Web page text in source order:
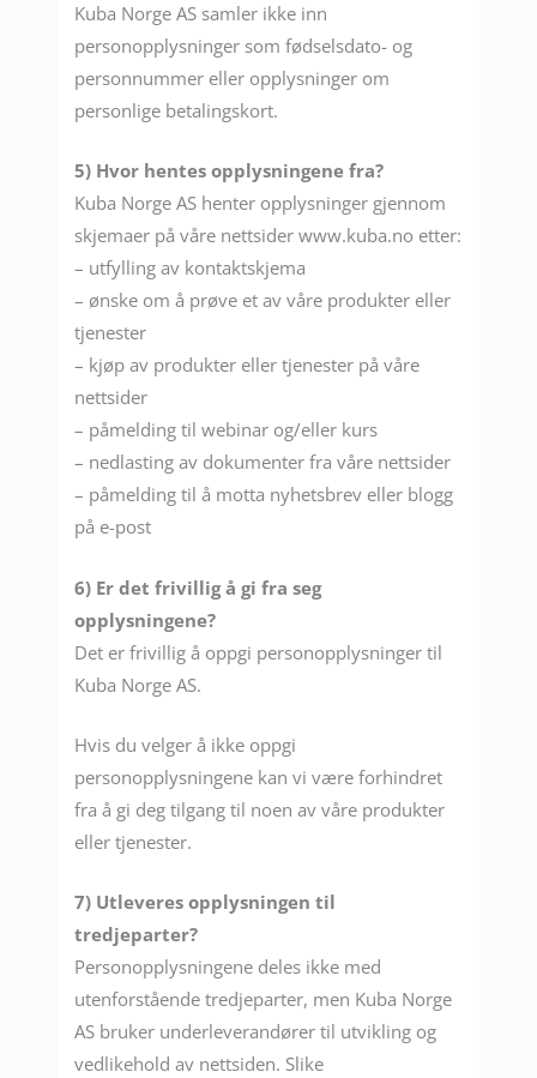
Kuba Norge AS samler ikke inn
personopplysninger som fødselsdato- og
personnummer eller opplysninger om
personlige betalingskort.
5) Hvor hentes opplysningene fra?
Kuba Norge AS henter opplysninger gjennom
skjemaer på våre nettsider www.kuba.no etter:
– utfylling av kontaktskjema
– ønske om å prøve et av våre produkter eller
tjenester
– kjøp av produkter eller tjenester på våre
nettsider
– påmelding til webinar og/eller kurs
– nedlasting av dokumenter fra våre nettsider
– påmelding til å motta nyhetsbrev eller blogg
på e-post
6) Er det frivillig å gi fra seg
opplysningene?
Det er frivillig å oppgi personopplysninger til
Kuba Norge AS.
Hvis du velger å ikke oppgi
personopplysningene kan vi være forhindret
fra å gi deg tilgang til noen av våre produkter
eller tjenester.
7) Utleveres opplysningen til
tredjeparter?
Personopplysningene deles ikke med
utenforstående tredjeparter, men Kuba Norge
AS bruker underleverandører til utvikling og
vedlikehold av nettsiden. Slike